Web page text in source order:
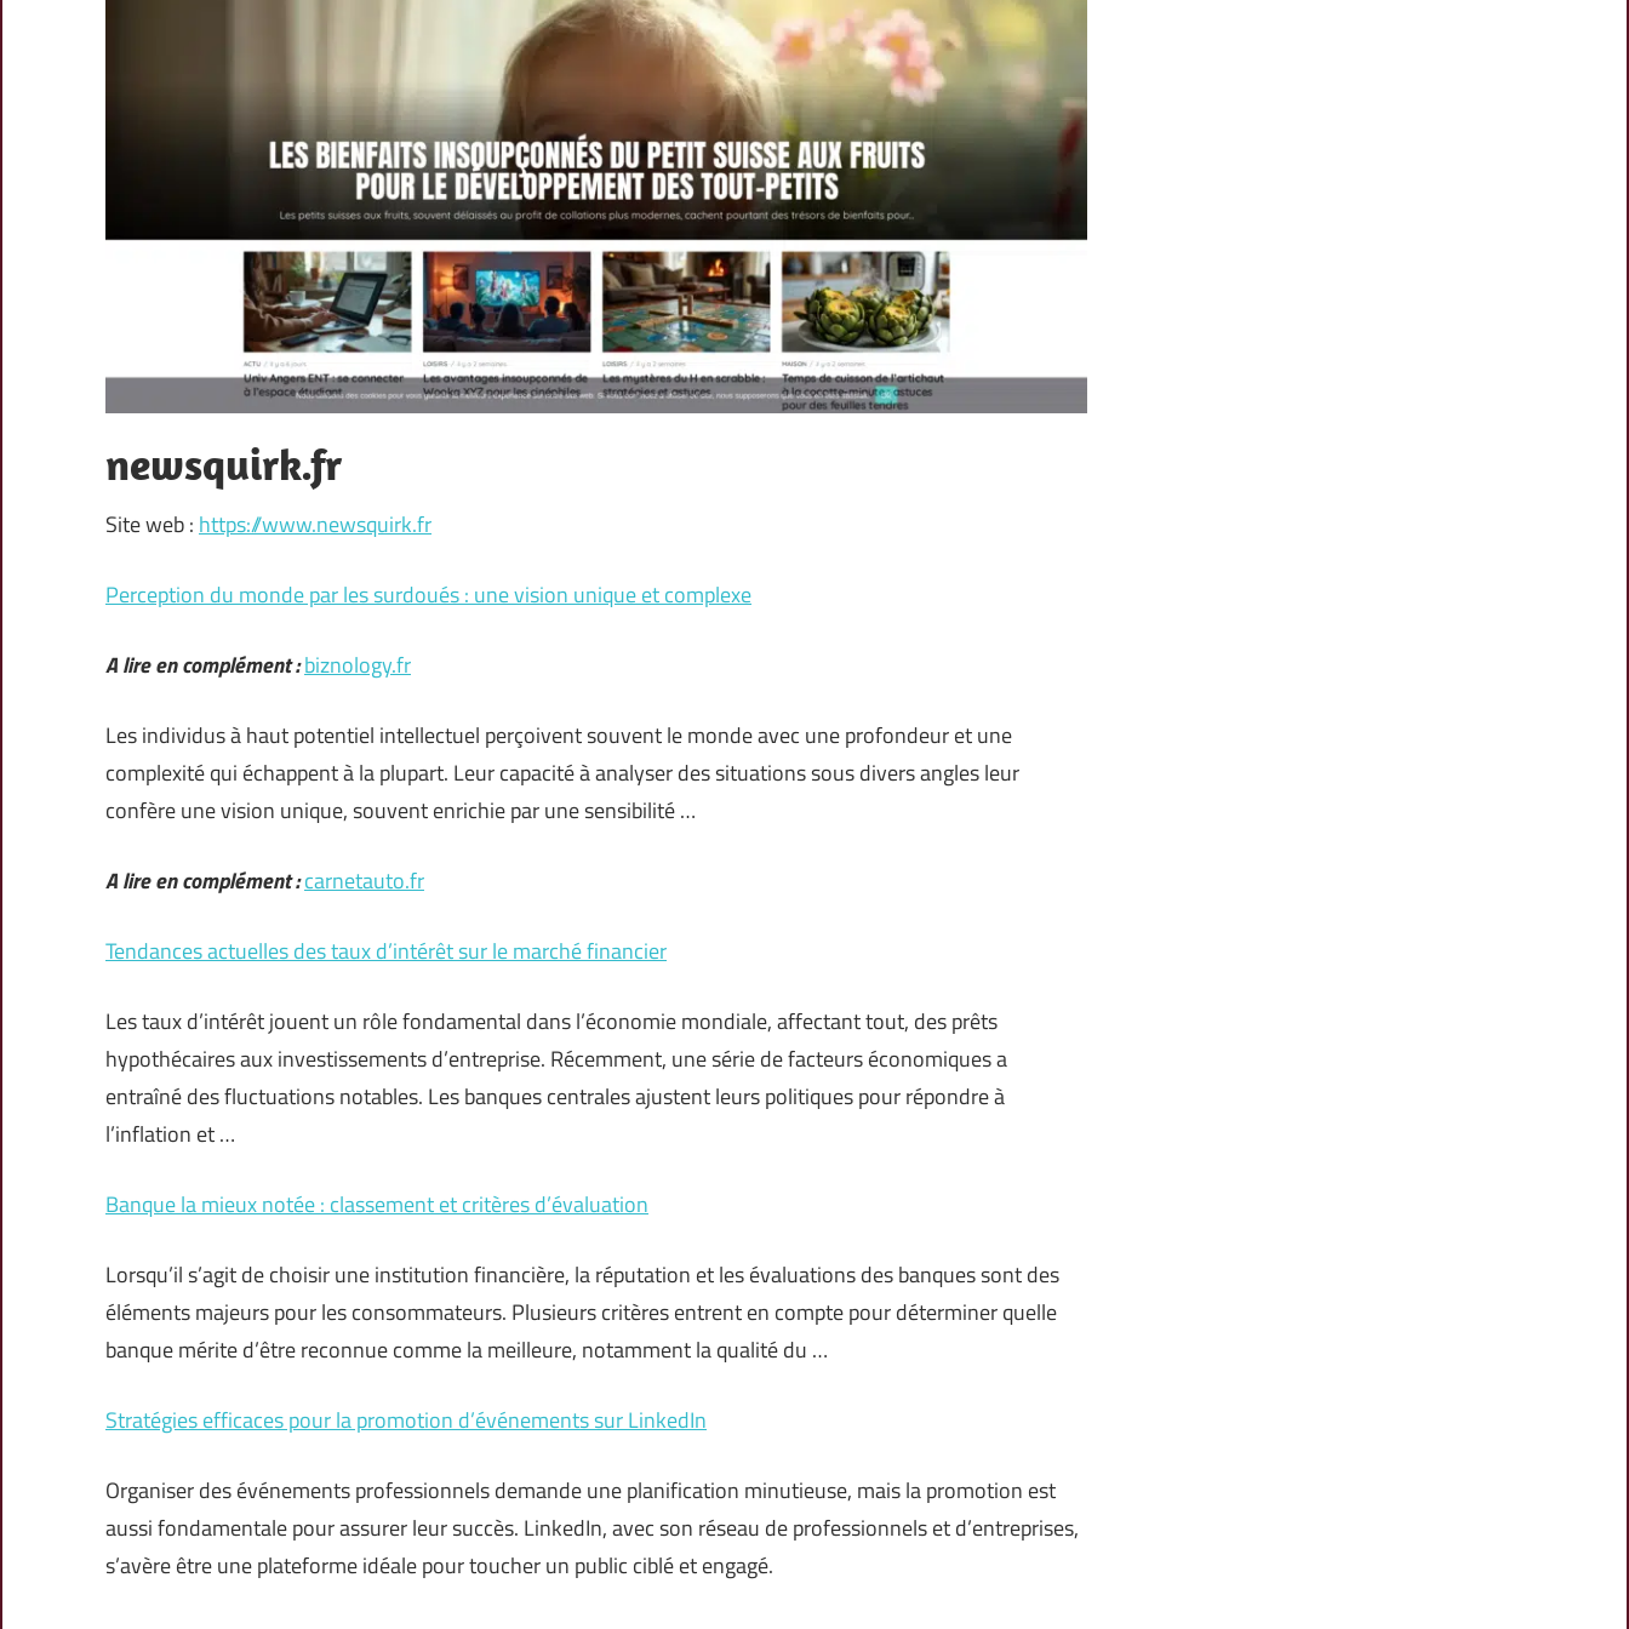
newsquirk.fr
Site web : https://www.newsquirk.fr
Perception du monde par les surdoués : une vision unique et complexe
A lire en complément :biznology.fr
Les individus à haut potentiel intellectuel perçoivent souvent le monde avec une profondeur et une
complexité qui échappent à la plupart. Leur capacité à analyser des situations sous divers angles leur
confère une vision unique, souvent enrichie par une sensibilité …
A lire en complément :carnetauto.fr
Tendances actuelles des taux d’intérêt sur le marché financier
Les taux d’intérêt jouent un rôle fondamental dans l’économie mondiale, affectant tout, des prêts
hypothécaires aux investissements d’entreprise. Récemment, une série de facteurs économiques a
entraîné des fluctuations notables. Les banques centrales ajustent leurs politiques pour répondre à
l’inflation et …
Banque la mieux notée : classement et critères d’évaluation
Lorsqu’il s’agit de choisir une institution financière, la réputation et les évaluations des banques sont des
éléments majeurs pour les consommateurs. Plusieurs critères entrent en compte pour déterminer quelle
banque mérite d’être reconnue comme la meilleure, notamment la qualité du …
Stratégies efficaces pour la promotion d’événements sur LinkedIn
Organiser des événements professionnels demande une planification minutieuse, mais la promotion est
aussi fondamentale pour assurer leur succès. LinkedIn, avec son réseau de professionnels et d’entreprises,
s’avère être une plateforme idéale pour toucher un public ciblé et engagé.